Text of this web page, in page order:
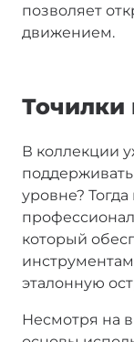
позволяет
движением.
Точилки
В коллекции
поддерживать
уровне?
который
эталонную
Несмотря на